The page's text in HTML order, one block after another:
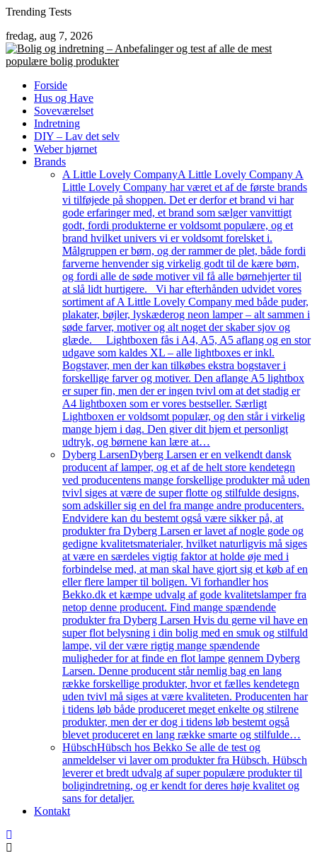
Skip
content
Trending Tests
fredag, aug 7, 2026
Forside
Hus og Have
Soveværelset
Indretning
DIY – Lav det selv
Weber hjørnet
Brands
A Little Lovely CompanyA Little Lovely Company A
Little Lovely Company har været et af de første brands
vi tilføjede på shoppen. Det er derfor et brand vi har
gode erfaringer med, et brand som sælger vanvittigt
godt, fordi produkterne er voldsomt populære, og et
brand hvilket univers vi er voldsomt forelsket i.
Målgruppen er børn, og der rammer de plet, både fordi
farverne henvender sig virkelig godt til de kære børn,
og fordi alle de søde motiver vil få alle børnehjerter til
at slå lidt hurtigere. Vi har efterhånden udvidet vores
sortiment af A Little Lovely Company med både puder,
plakater, bøjler, lyskæderog neon lamper – alt sammen i
søde farver, motiver og alt noget der skaber sjov og
glæde. Lightboxen fås i A4, A5, A5 aflang og en stor
udgave som kaldes XL – alle lightboxes er inkl.
Bogstaver, men der kan tilkøbes ekstra bogstaver i
forskellige farver og motiver. Den aflange A5 lightbox
er super fin, men der er ingen tvivl om at det stadig er
A4 lightboxen som er vores bestseller. Særligt
Lightboxen er voldsomt populær, og den står i virkelig
mange hjem i dag. Den giver dit hjem et personligt
udtryk, og børnene kan lære at…
Dyberg LarsenDyberg Larsen er en velkendt dansk
producent af lamper, og et af de helt store kendetegn
ved producentens mange forskellige produkter må uden
tvivl siges at være de super flotte og stilfulde designs,
som adskiller sig en del fra mange andre producenters.
Endvidere kan du bestemt også være sikker på, at
produkter fra Dyberg Larsen er lavet af nogle gode og
gedigne kvalitetsmaterialer, hvilket naturligvis må siges
at være en særdeles vigtig faktor at holde øje med i
forbindelse med, at man skal have gjort sig et køb af en
eller flere lamper til boligen. Vi forhandler hos
Bekko.dk et kæmpe udvalg af gode kvalitetslamper fra
netop denne producent. Find mange spændende
produkter fra Dyberg Larsen Hvis du gerne vil have en
super flot belysning i din bolig med en smuk og stilfuld
lampe, vil der være rigtig mange spændende
muligheder for at finde en flot lampe gennem Dyberg
Larsen. Denne producent står nemlig bag en lang
række forskellige produkter, hvor et fælles kendetegn
uden tvivl må siges at være kvaliteten. Producenten har
i tidens løb både produceret meget enkelte og stilrene
produkter, men der er dog i tidens løb bestemt også
blevet produceret en lang række smarte og stilfulde…
HübschHübsch hos Bekko Se alle de test og
anmeldelser vi laver om produkter fra Hübsch. Hübsch
leverer et bredt udvalg af super populære produkter til
boligindretning, og er kendt for deres høje kvalitet og
sans for detaljer.
Kontakt